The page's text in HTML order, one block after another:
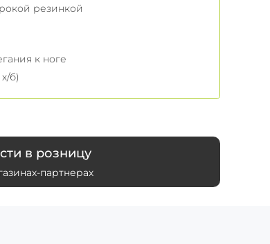
резинкой
к ноге
б)
в розницу
партнерах